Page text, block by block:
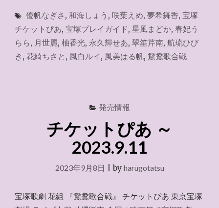
ッ
ト
あ
2023.9.30"
優帆なぎさ , 和海しょう , 咲葉えめ, 夢希舞香, 宝塚
チケットぴあ, 宝塚プレイガイド, 星風まどか, 春妃う
らら, 月世麗, 柚香光, 永久輝せあ, 翠笙芹南, 航琉ひび
き , 花綺ちさと , 風白ルイ , 風美はる帆, 鴛鴦歌合戦
発売情報
チケットぴあ ～
2023.9.11
2023年9月8日 |by harugotatsu
宝塚歌劇 花組 『鴛鴦歌合戦』 チケットぴあ 東京宝塚